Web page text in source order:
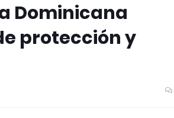
Dominicana
protección y